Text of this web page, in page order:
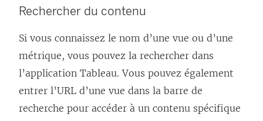
Rechercher du contenu
Si vous connaissez le nom d’une vue ou d’une
métrique, vous pouvez la rechercher dans
l’application Tableau. Vous pouvez également
entrer l’URL d’une vue dans la barre de
recherche pour accéder à un contenu spécifique